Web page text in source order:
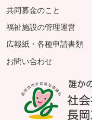
共同募金のこと
福祉施設の管理運営
広報紙・各種申請書類
お問い合わせ